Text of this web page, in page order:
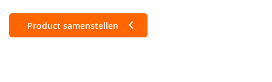
Product samenstellen